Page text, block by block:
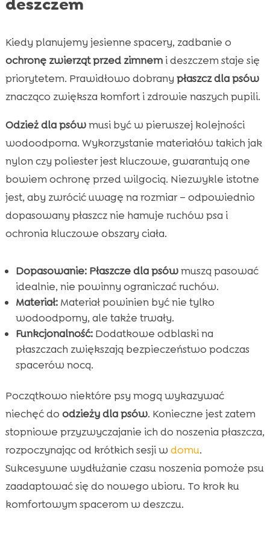
Kiedy planujemy jesienne spacery, zadbanie o
ochronę zwierząt przed zimnemi deszczem staje się
priorytetem. Prawidłowo dobrany płaszcz dla psów
znacząco zwiększa komfort i zdrowie naszych pupili.
Odzież dla psówmusi być w pierwszej kolejności
wodoodporna. Wykorzystanie materiałów takich jak
nylon czy poliester jest kluczowe, gwarantują one
bowiem ochronę przed wilgocią. Niezwykle istotne
jest, aby zwrócić uwagę na rozmiar – odpowiednio
dopasowany płaszcz nie hamuje ruchów psa i
ochronia kluczowe obszary ciała.
Dopasowanie: Płaszcze dla psówmuszą pasować
idealnie, nie powinny ograniczać ruchów.
Materiał:Materiał powinien być nie tylko
wodoodporny, ale także trwały.
Funkcjonalność:Dodatkowe odblaski na
płaszczach zwiększają bezpieczeństwo podczas
spacerów nocą.
Początkowo niektóre psy mogą wykazywać
niechęć do odzieży dla psów. Konieczne jest zatem
stopniowe przyzwyczajanie ich do noszenia płaszcza,
rozpoczynając od krótkich sesji w domu.
Sukcesywne wydłużanie czasu noszenia pomoże psu
zaadaptować się do nowego ubioru. To krok ku
komfortowym spacerom w deszczu.